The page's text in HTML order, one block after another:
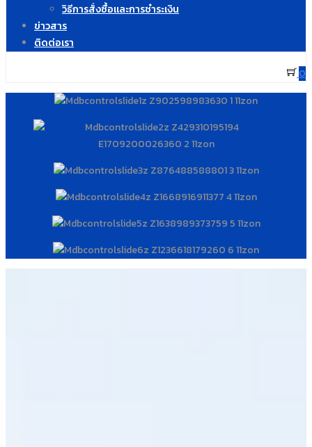
วิธีการสั่งซื้อและการชำระเงิน
ข่าวสาร
ติดต่อเรา
0